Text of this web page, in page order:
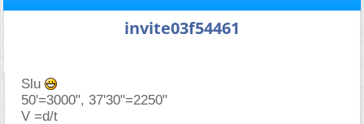
invite03f54461
Slu
50'=3000", 37'30"=2250"
V =d/t